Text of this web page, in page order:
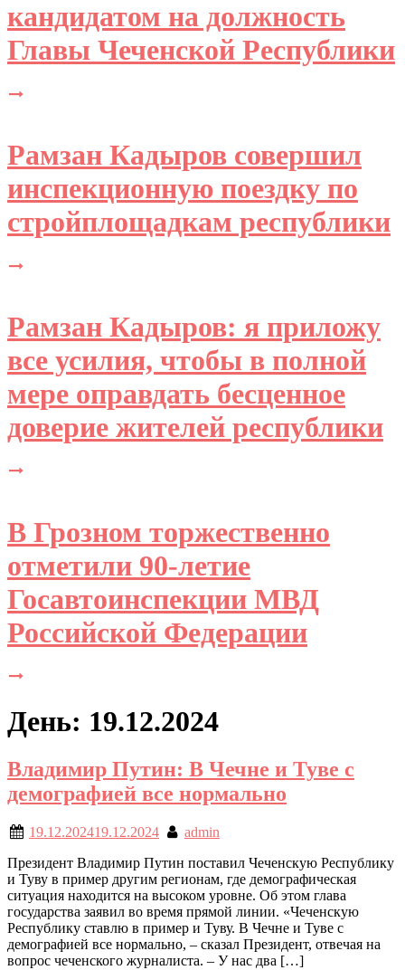
кандидатом на должность
Главы Чеченской Республики
Рамзан Кадыров совершил
инспекционную поездку по
стройплощадкам республики
Рамзан Кадыров: я приложу
все усилия, чтобы в полной
мере оправдать бесценное
доверие жителей республики
В Грозном торжественно
отметили 90-летие
Госавтоинспекции МВД
Российской Федерации
День: 19.12.2024
Владимир Путин: В Чечне и Туве с
демографией все нормально
19.12.202419.12.2024
admin
Президент Владимир Путин поставил Чеченскую Республику
и Туву в пример другим регионам, где демографическая
ситуация находится на высоком уровне. Об этом глава
государства заявил во время прямой линии. «Чеченскую
Республику ставлю в пример и Туву. В Чечне и Туве с
демографией все нормально, – сказал Президент, отвечая на
вопрос чеченского журналиста. – У нас два […]